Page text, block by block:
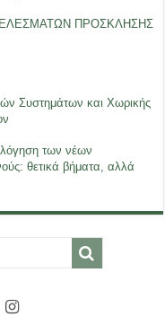
ΠΡΟΣΚΛΗΣΗΣ
Συστημάτων και Χωρικής
των νέων
θετικά βήματα, αλλά